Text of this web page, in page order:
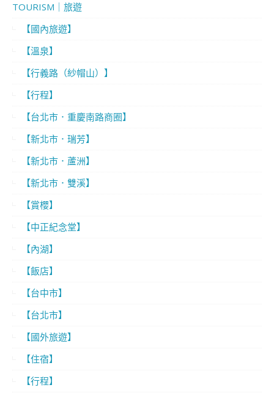
TOURISM｜旅遊
【國內旅遊】
【溫泉】
【行義路（紗帽山）】
【行程】
【台北市．重慶南路商圈】
【新北市．瑞芳】
【新北市．蘆洲】
【新北市．雙溪】
【賞櫻】
【中正紀念堂】
【內湖】
【飯店】
【台中市】
【台北市】
【國外旅遊】
【住宿】
【行程】